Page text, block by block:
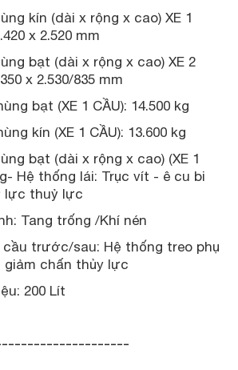
kín (dài x rộng x cao) XE 1
x 2.520 mm
bạt (dài x rộng x cao) XE 2
x 2.530/835 mm
bạt (XE 1 CẦU): 14.500 kg
kín (XE 1 CẦU): 13.600 kg
bạt (dài x rộng x cao) (XE 1
Hệ thống lái: Trục vít - ê cu bi
lực thuỷ lực
Tang trống /Khí nén
trước/sau: Hệ thống treo phụ
giảm chấn thủy lực
200 Lít